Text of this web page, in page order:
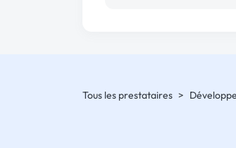
Tous les prestataires >